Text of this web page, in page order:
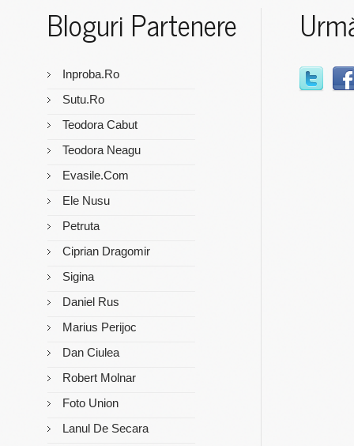
Bloguri Partenere
Inproba.ro
Sutu.ro
Teodora Cabut
Teodora Neagu
Evasile.com
Ele Nusu
Petruta
Ciprian Dragomir
Sigina
Daniel Rus
Marius Perijoc
Dan Ciulea
Robert Molnar
Foto Union
Lanul De Secara